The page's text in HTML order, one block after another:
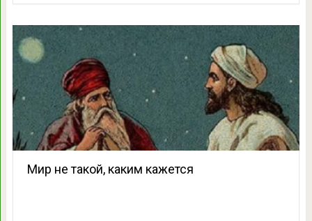
Мир не такой, каким кажется